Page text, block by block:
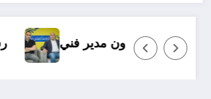
بـ14 ناشئًا وبدون مدير فني